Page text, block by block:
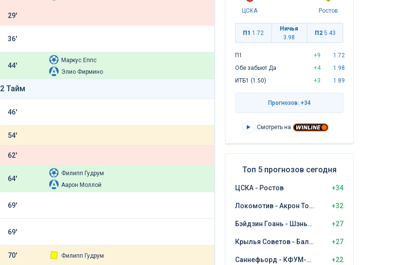
29'
36'
44'
Маркус Еппс
Элио Фирмино
2 Тайм
46'
54'
62'
64'
Филипп Гудрум
Аарон Моллой
69'
69'
70' Филипп Гудрум
ЦСКА Ростов
П1 1.72
Ничья
3.98
П2 5.43
П1 +9
1.72
Обе забьют Да
+4
1.98
ИТБ1 (1.50)
+3 1.89
Прогнозов: +34
Смотреть на
Топ 5 прогнозов сегодня
ЦСКА - Ростов +34
Локомотив - Акрон Тольятти +32
Бэйдзин Гоань - Шэньчжэнь Пэн Сити +27
Крылья Советов - Балтика Калининград +27
Саннефьорд - КФУМ-Камератене +22